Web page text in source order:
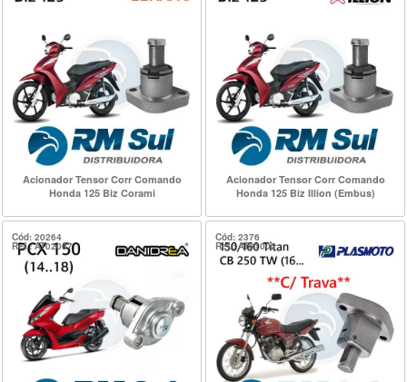
Acionador Tensor Corr Comando
Honda 125 Biz Corami
Acionador Tensor Corr Comando
Honda 125 Biz Illion (Embus)
Cód: 20264
Ref.: AT02007
Cód: 2376
Ref.: AT01002